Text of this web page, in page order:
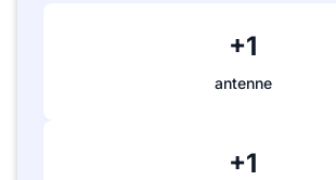
+1
antenne
+1